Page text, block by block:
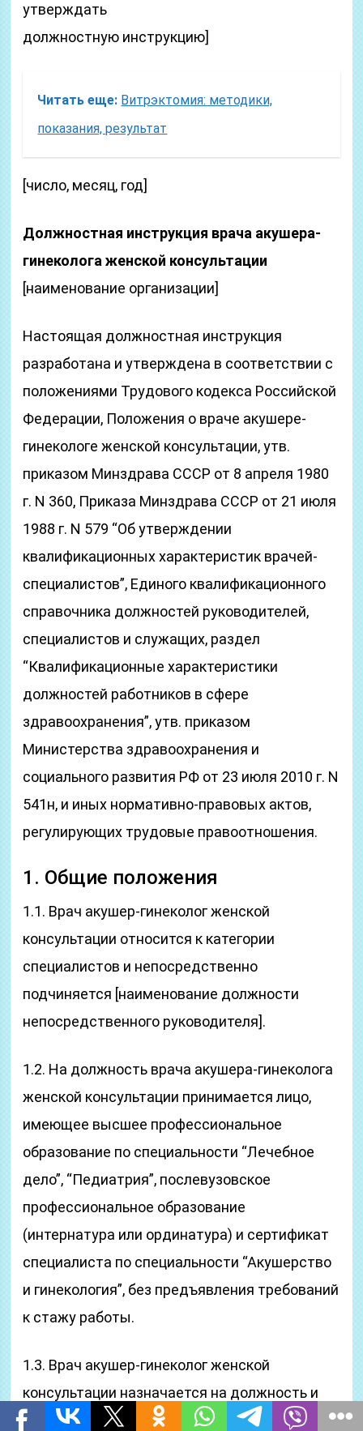
утверждать
должностную инструкцию]
Читать еще: Витрэктомия: методики,
показания, результат
[число, месяц, год]
Должностная инструкция врача акушера-
гинеколога женской консультации
[наименование организации]
Настоящая должностная инструкция
разработана и утверждена в соответствии с
положениями Трудового кодекса Российской
Федерации, Положения о враче акушере-
гинекологе женской консультации, утв.
приказом Минздрава СССР от 8 апреля 1980
г. N 360, Приказа Минздрава СССР от 21 июля
1988 г. N 579 “Об утверждении
квалификационных характеристик врачей-
специалистов”, Единого квалификационного
справочника должностей руководителей,
специалистов и служащих, раздел
“Квалификационные характеристики
должностей работников в сфере
здравоохранения”, утв. приказом
Министерства здравоохранения и
социального развития РФ от 23 июля 2010 г. N
541н, и иных нормативно-правовых актов,
регулирующих трудовые правоотношения.
1. Общие положения
1.1. Врач акушер-гинеколог женской
консультации относится к категории
специалистов и непосредственно
подчиняется [наименование должности
непосредственного руководителя].
1.2. На должность врача акушера-гинеколога
женской консультации принимается лицо,
имеющее высшее профессиональное
образование по специальности “Лечебное
дело”, “Педиатрия”, послевузовское
профессиональное образование
(интернатура или ординатура) и сертификат
специалиста по специальности “Акушерство
и гинекология”, без предъявления требований
к стажу работы.
1.3. Врач акушер-гинеколог женской
консультации назначается на должность и
освобождается от нее приказом